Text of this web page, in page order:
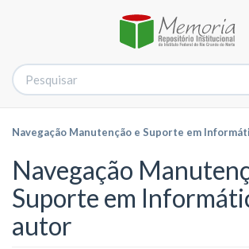
Navegação Manutenção e Suporte em
Navegação
Suporte em
autor